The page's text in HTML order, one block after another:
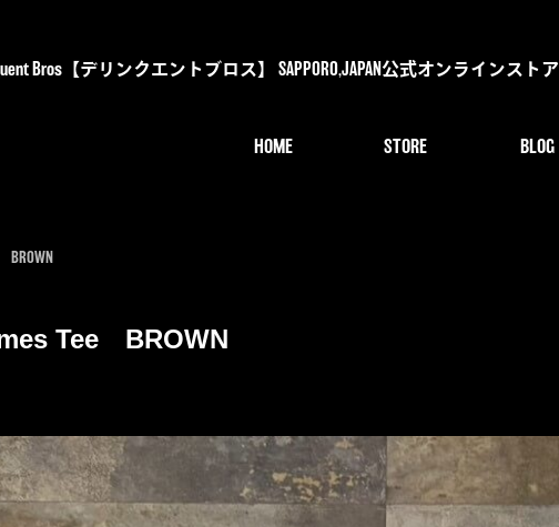
Bros【デリンクエントブロス】 SAPPORO,JAPAN公式オンラインストア
HOME STORE BLOG
Tee BROWN